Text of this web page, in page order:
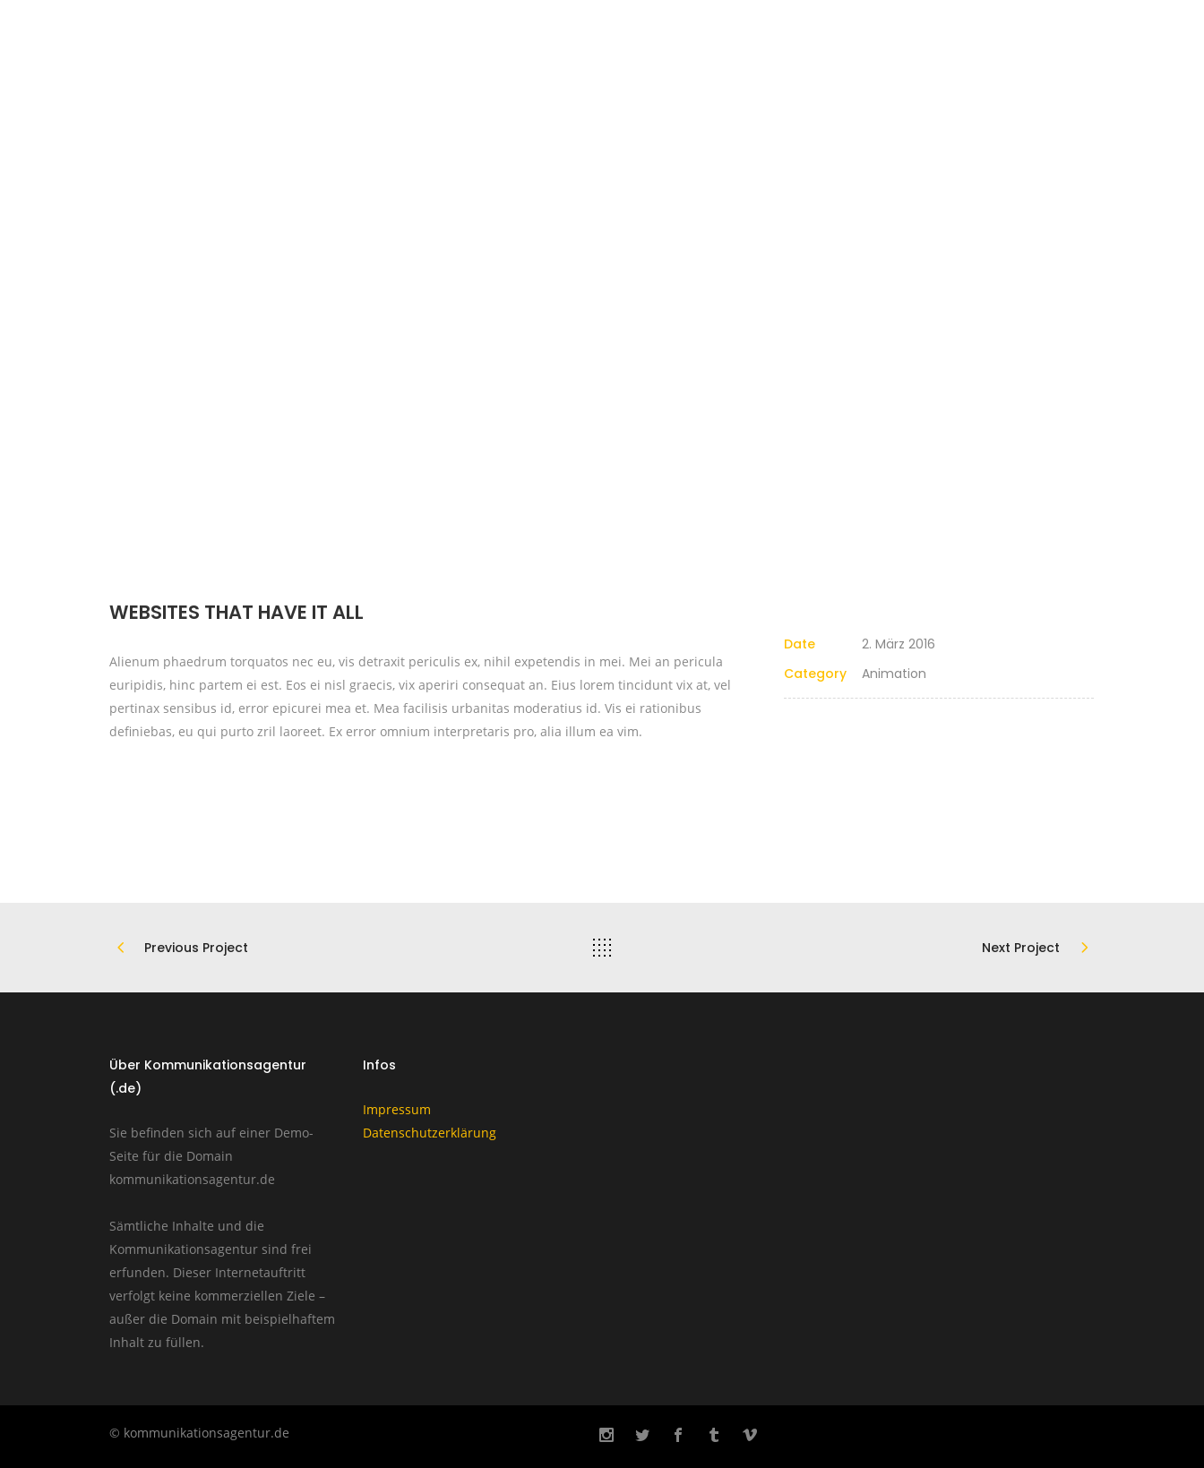
WEBSITES THAT HAVE IT ALL
Alienum phaedrum torquatos nec eu, vis detraxit periculis ex, nihil expetendis in mei. Mei an pericula
euripidis, hinc partem ei est. Eos ei nisl graecis, vix aperiri consequat an. Eius lorem tincidunt vix at, vel
pertinax sensibus id, error epicurei mea et. Mea facilisis urbanitas moderatius id. Vis ei rationibus
definiebas, eu qui purto zril laoreet. Ex error omnium interpretaris pro, alia illum ea vim.
Date
2. März 2016
Category
Animation
Previous Project Next Project
Über Kommunikationsagentur
(.de)
Sie befinden sich auf einer Demo-
Seite für die Domain
kommunikationsagentur.de
Sämtliche Inhalte und die
Kommunikationsagentur sind frei
erfunden. Dieser Internetauftritt
verfolgt keine kommerziellen Ziele –
außer die Domain mit beispielhaftem
Inhalt zu füllen.
Infos
Impressum
Datenschutzerklärung
© kommunikationsagentur.de